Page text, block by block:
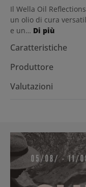
Il Wella Oil
un olio di cura
e un… Di più
Caratteristiche
Produttore
Valutazioni